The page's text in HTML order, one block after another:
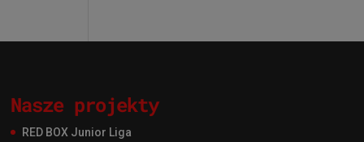
Nasze projekty
RED BOX Junior Liga